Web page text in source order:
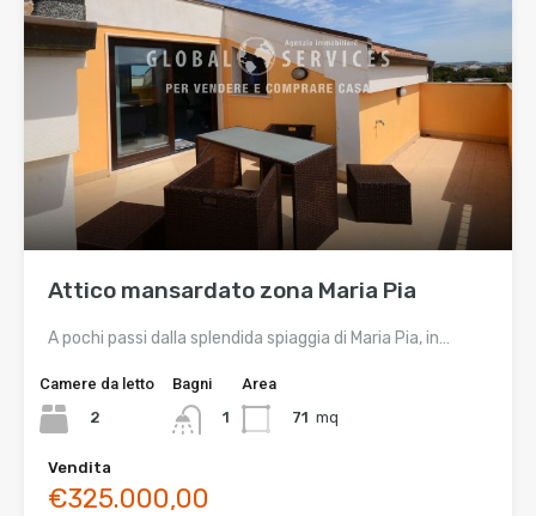
Attico mansardato zona Maria Pia
A pochi passi dalla splendida spiaggia di Maria Pia, in…
Camere da letto
2
Bagni
1
Area
71 mq
Vendita
€325.000,00